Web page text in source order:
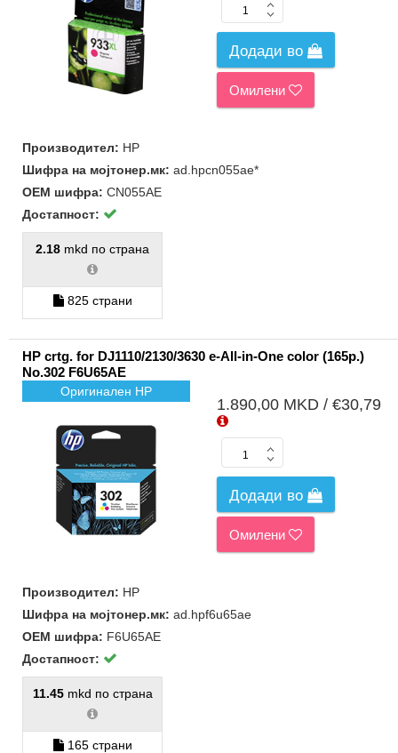
Додади во
Омилени
Производител: HP
Шифра на мојтонер.мк: ad.hpcn055ae*
ОЕМ шифра: CN055AE
Достапност:
2.18 mkd по страна
825 страни
HP crtg. for DJ1110/2130/3630 e-All-in-One color (165p.)
No.302 F6U65AE
Оригинален HP
1.890,00 MKD / €30,79
Додади во
Омилени
Производител: HP
Шифра на мојтонер.мк: ad.hpf6u65ae
ОЕМ шифра: F6U65AE
Достапност:
11.45 mkd по страна
165 страни